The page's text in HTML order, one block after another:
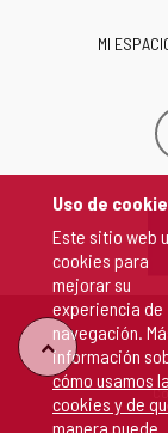
Uso de
Este sitio web
cookies para
mejorar su
experiencia de
navegación.
información
cómo usamos
cookies y de
manera puede
MI
"Volver
arriba"